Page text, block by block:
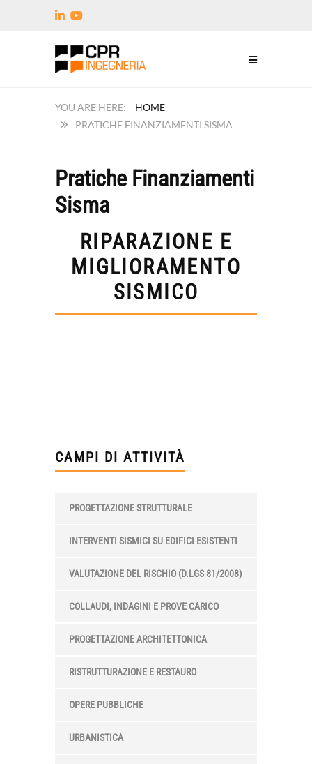
HOME
PRATICHE FINANZIAMENTI SISMA
Pratiche Finanziamenti
Sisma
RIPARAZIONE E
MIGLIORAMENTO
SISMICO
CAMPI DI ATTIVITÀ
PROGETTAZIONE STRUTTURALE
INTERVENTI SISMICI SU EDIFICI ESISTENTI
VALUTAZIONE DEL RISCHIO (D.LGS 81/2008)
COLLAUDI, INDAGINI E PROVE CARICO
PROGETTAZIONE ARCHITETTONICA
RISTRUTTURAZIONE E RESTAURO
OPERE PUBBLICHE
URBANISTICA